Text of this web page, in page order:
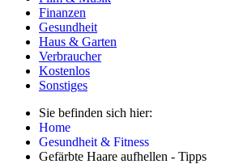
Finanzen
Gesundheit
Haus & Garten
Verbraucher
Kostenlos
Sonstiges
Sie befinden sich hier:
Home
Gesundheit & Fitness
Gefärbte Haare aufhellen - Tipps